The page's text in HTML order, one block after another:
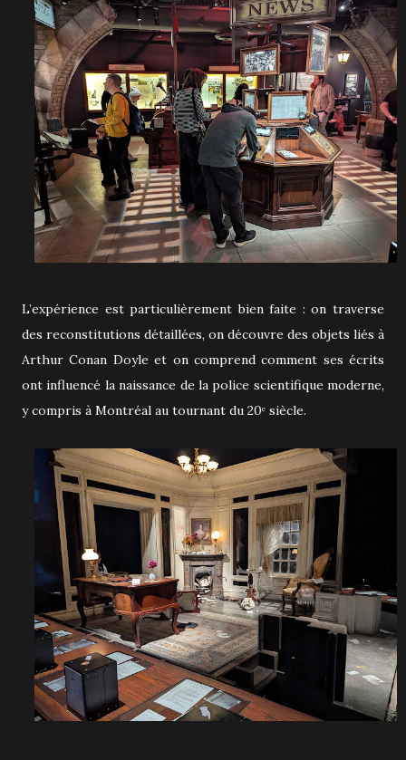
L’expérience est particulièrement bien faite : on traverse
des reconstitutions détaillées, on découvre des objets liés à
Arthur Conan Doyle et on comprend comment ses écrits
ont influencé la naissance de la police scientifique moderne,
y compris à Montréal au tournant du 20ᵉ siècle.